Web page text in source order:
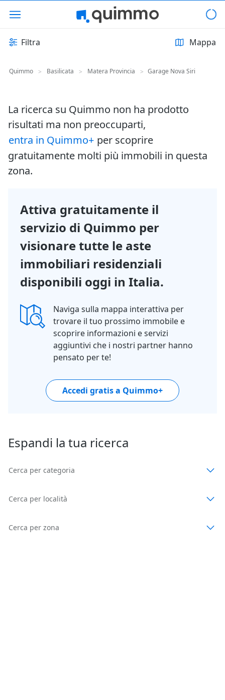
Filtra Mappa
Quimmo > Basilicata > Matera Provincia > Garage Nova Siri
La ricerca su Quimmo non ha prodotto
risultati ma non preoccuparti,
entra in Quimmo+ per scoprire
gratuitamente molti più immobili in questa
zona.
Attiva gratuitamente il
servizio di Quimmo per
visionare tutte le aste
immobiliari residenziali
disponibili oggi in Italia.
Naviga sulla mappa interattiva per
trovare il tuo prossimo immobile e
scoprire informazioni e servizi
aggiuntivi che i nostri partner hanno
pensato per te!
Accedi gratis a Quimmo+
Espandi la tua ricerca
Cerca per categoria
Cerca per località
Cerca per zona